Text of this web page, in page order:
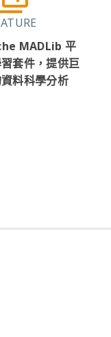
MADLib 平
套件，提供巨
料科學分析